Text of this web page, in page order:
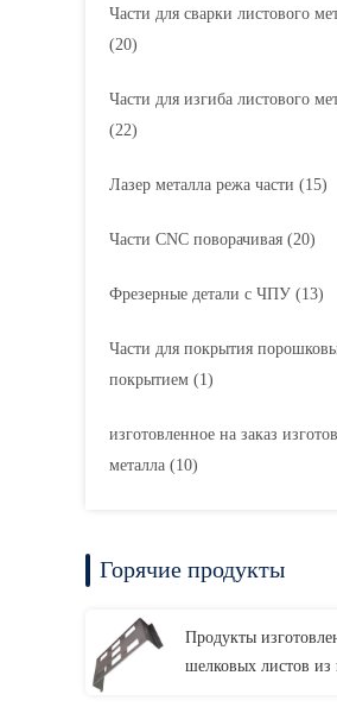
Части для сварки листового
(20)
Части для изгиба листового
(22)
Лазер металла режа части (15)
Части CNC поворачивая (20)
Фрезерные детали с ЧПУ (13)
Части для покрытия
покрытием (1)
изготовленное на заказ
металла (10)
Горячие продукты
Продукты
шелковых листов из